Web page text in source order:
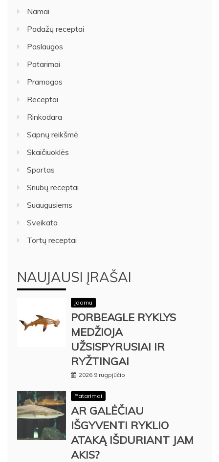
Namai
Padažų receptai
Paslaugos
Patarimai
Pramogos
Receptai
Rinkodara
Sapnų reikšmė
Skaičiuoklės
Sportas
Sriubų receptai
Suaugusiems
Sveikata
Tortų receptai
NAUJAUSI ĮRAŠAI
Įdomu
PORBEAGLE RYKLYS
MEDŽIOJA
UŽSISPYRUSIAI IR
RYŽTINGAI
2026 9 rugpjūčio
Patarimai
AR GALĖČIAU
IŠGYVENTI RYKLIO
ATAKĄ IŠDURIANT JAM
AKIS?